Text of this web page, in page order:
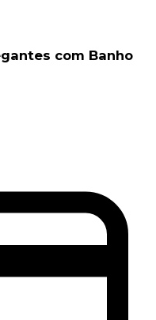
com Banho